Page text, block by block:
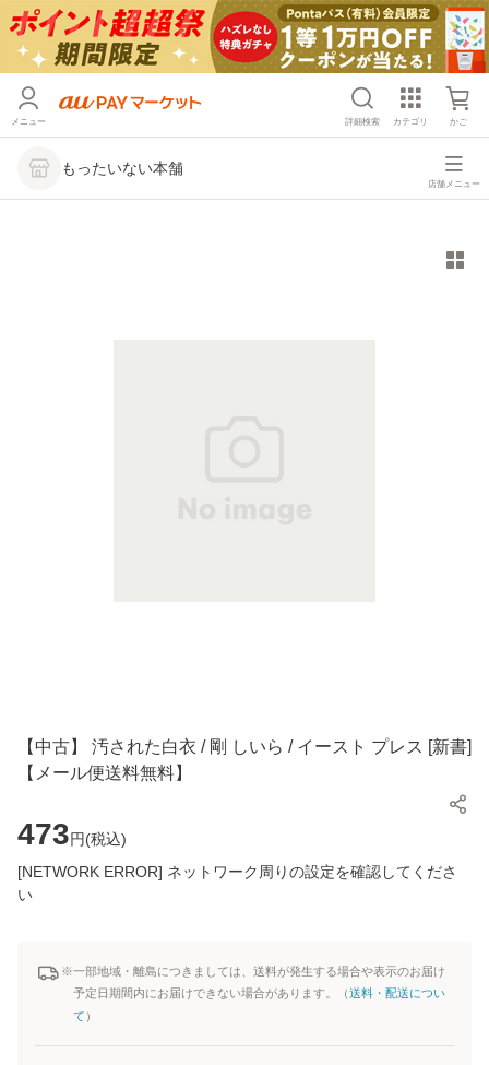
メニュー 詳細検索 カテゴリ かご
もったいない本舗
店舗メニュー
【中古】 汚された白衣 / 剛 しいら / イースト プレス [新書]
【メール便送料無料】
473円(税込)
[NETWORK ERROR] ネットワーク周りの設定を確認してくださ
い
※一部地域・離島につきましては、送料が発生する場合や表示のお届け
予定日期間内にお届けできない場合があります。（送料・配送につい
て ）